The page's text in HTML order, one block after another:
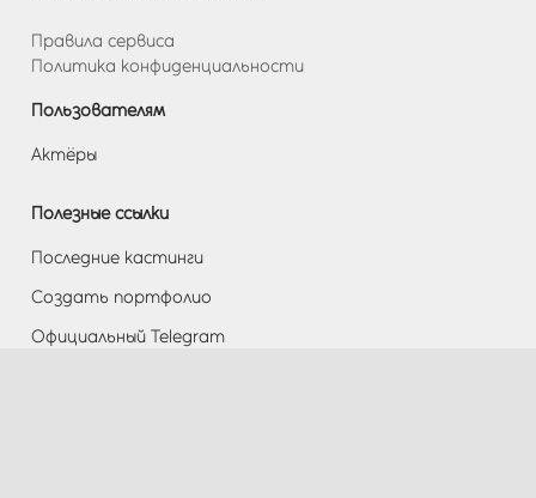
Правила сервиса
Политика конфиденциальности
Пользователям
Актёры
Полезные ссылки
Последние кастинги
Создать портфолио
Официальный Telegram